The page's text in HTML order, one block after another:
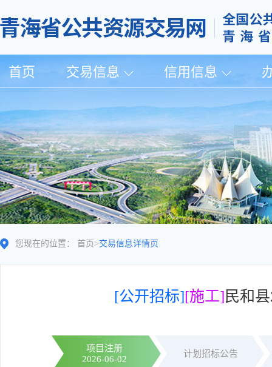
首页 交易信息 信用信息
您现在的位置： 首页 >交易信息详情页
[公开招标][施工]民和
项目注册
2026-06-02
计划招标公告